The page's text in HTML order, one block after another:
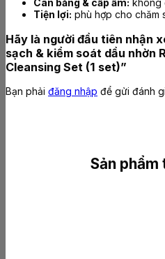
Cân bằng & cấp ẩm: không
Tiện lợi: phù hợp cho chăm
Hãy là người đầu tiên nhận
sạch & kiểm soát dầu nhờn
Cleansing Set (1 set)”
Bạn phải đăng nhập để gửi đánh
Sản